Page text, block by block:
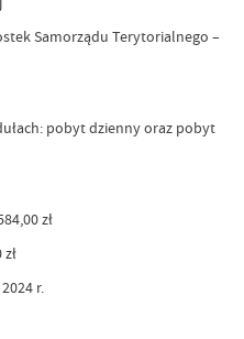
Samorządu Terytorialnego –
pobyt dzienny oraz pobyt
zł
r.